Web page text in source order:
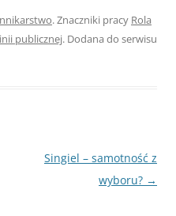
. Znaczniki pracy Rola
publicznej. Dodana do serwisu
Singiel – samotność z
wyboru? →